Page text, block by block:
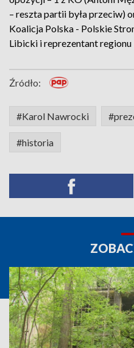
– reszta partii była przeciw)
Koalicja Polska - Polskie
Libicki i reprezentant regionu
Źródło:
#Karol Nawrocki
#historia